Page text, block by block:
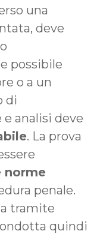
una
deve
possibile
o a un
di
analisi deve
. La prova
norme
penale.
tramite
quindi